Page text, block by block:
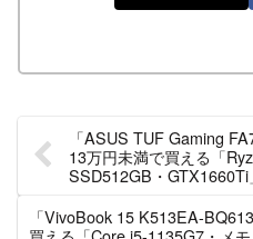
「ASUS TUF Gaming
13万円未満で買える「
SSD512GB・
「VivoBook 15 K513EA-